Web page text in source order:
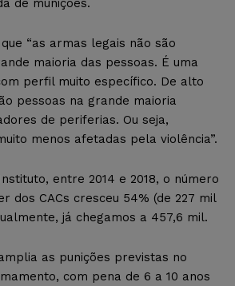
de munições.
“as armas legais não são
maioria das pessoas. É uma
perfil muito específico. De alto
pessoas na grande maioria
de periferias. Ou seja,
menos afetadas pela violência”.
entre 2014 e 2018, o número
dos CACs cresceu 54% (de 227 mil
já chegamos a 457,6 mil.
as punições previstas no
com pena de 6 a 10 anos